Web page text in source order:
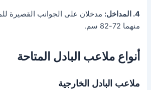
4. المداخل:
مدخلان على الجوانب القصيرة
منهما 72-82 سم.
أنواع ملاعب البادل المتاحة
ملاعب البادل الخارجية